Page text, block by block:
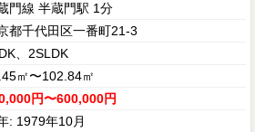
門線 半蔵門駅 1分
都千代田区一番町21-3
、2SLDK
㎡〜102.84㎡
円〜600,000円
: 1979年10月